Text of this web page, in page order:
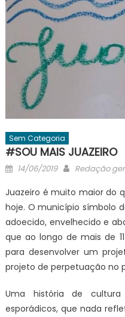
Sem Categoria
#SOU MAIS JUAZEIRO
Posted
14/06/2019 Author
Redação
Juazeiro é muito maior do
hoje. O município símbolo
adoecido, envelhecido e
que ao longo de mais de
para desenvolver um
projeto de perpetuação no
Uma história de
esporádicos, que nada